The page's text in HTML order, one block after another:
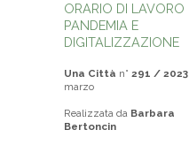
ORARIO DI LAVORO
PANDEMIA E
DIGITALIZZAZIONE
Una Città n° 291 / 2023
marzo
Realizzata da Barbara
Bertoncin